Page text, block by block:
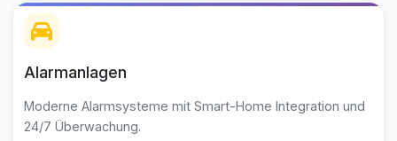
Alarmanlagen
Moderne Alarmsysteme mit Smart-Home Integration und
24/7 Überwachung.